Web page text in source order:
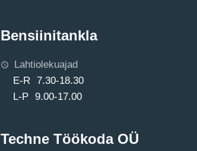
Bensiinitankla
Lahtiolekuajad
E-R 7.30-18.30
L-P 9.00-17.00
Techne Töökoda OÜ